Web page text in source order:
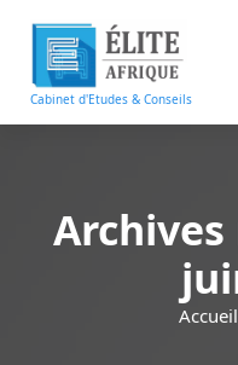
r
Cabinet d'Etudes & Conseils
Accueil